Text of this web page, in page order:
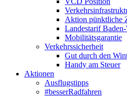
Aktion pünktliche
Landestarif
Mobilitätsgarantie
Verkehrssicherheit
Gut durch den
Handy am Steuer
Aktionen
Ausflugstipps
#besserRadfahren